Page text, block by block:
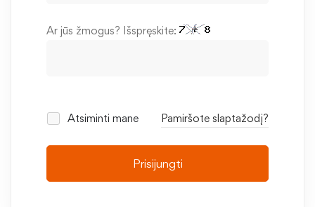
Ar jūs žmogus? Išspręskite:
Atsiminti mane Pamiršote slaptažodį?
Prisijungti